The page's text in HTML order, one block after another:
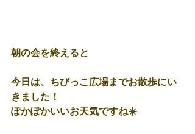
朝の会を終えると
今日は、ちびっこ広場までお散歩にい
きました！
ぽかぽかいいお天気ですね☀️